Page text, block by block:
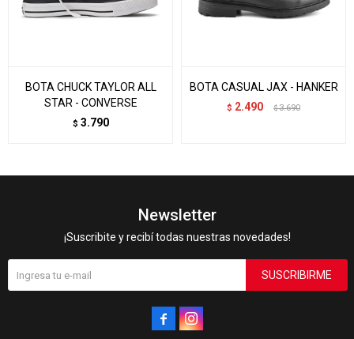
BOTA CHUCK TAYLOR ALL
STAR - CONVERSE
$ 3.790
BOTA CASUAL JAX - HANKER
$ 2.490 $ 3.690
Newsletter
¡Suscribite y recibí todas nuestras novedades!
SUSCRIBIRME
 